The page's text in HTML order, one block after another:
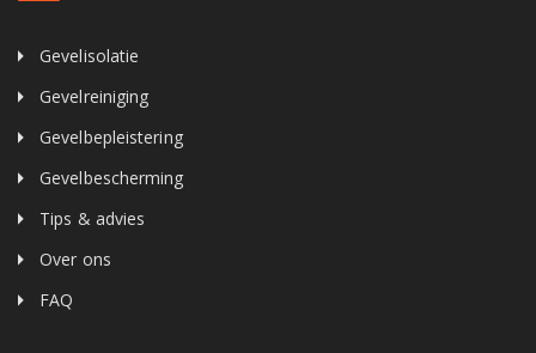
Gevelisolatie
Gevelreiniging
Gevelbepleistering
Gevelbescherming
Tips & advies
Over ons
FAQ